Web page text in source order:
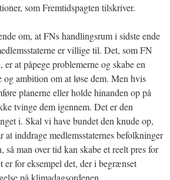
som Fremtidspagten tilskriver.
om, at FNs handlingsrum i sidste ende
er villige til. Det, som FN
at påpege problemerne og skabe en
ambition om at løse dem. Men hvis
planerne eller holde hinanden op på
tvinge dem igennem. Det er den
i. Skal vi have bundet den knude op,
inddrage medlemsstaternes befolkninger
så man over tid kan skabe et reelt pres for
er for eksempel det, der i begrænset
på klimadagsordenen.